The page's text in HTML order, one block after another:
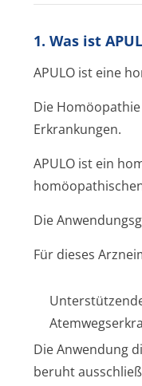
1. Was ist
APULO ist eine
Die
Erkrankungen.
APULO ist ein
Die
Für dieses
Die Anwendung
beruht